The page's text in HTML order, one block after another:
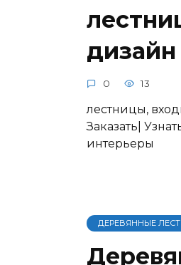
дизайн
0 13
лестницы,
Заказать|
интерьеры
ДЕРЕВЯННЫЕ